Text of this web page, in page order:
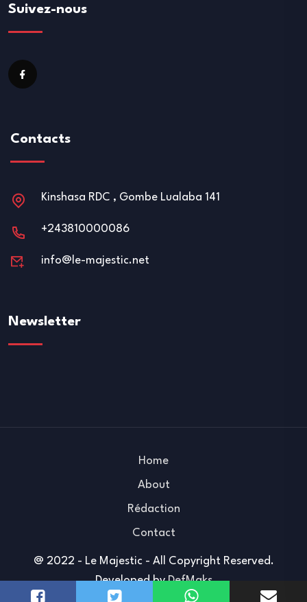
Suivez-nous
Contacts
Kinshasa RDC , Gombe Lualaba 141
+243810000086
info@le-majestic.net
Newsletter
@ 2022 - Le Majestic - All Copyright Reserved.
Developed byDefMaks
Home
About
Rédaction
Contact